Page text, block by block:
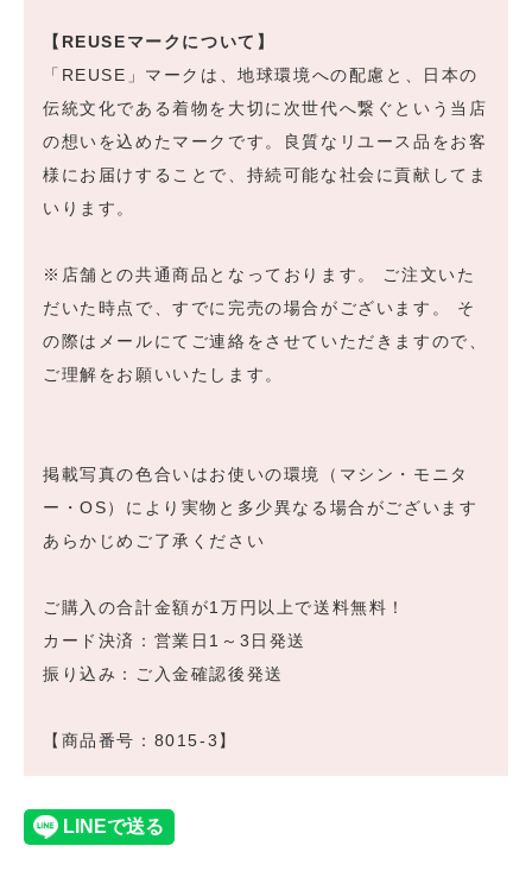
【REUSEマークについて】
「REUSE」マークは、地球環境への配慮と、日本の
伝統文化である着物を大切に次世代へ繋ぐという当店
の想いを込めたマークです。良質なリユース品をお客
様にお届けすることで、持続可能な社会に貢献してま
いります。
※店舗との共通商品となっております。 ご注文いた
だいた時点で、すでに完売の場合がございます。 そ
の際はメールにてご連絡をさせていただきますので、
ご理解をお願いいたします。
掲載写真の色合いはお使いの環境（マシン・モニタ
ー・OS）により実物と多少異なる場合がございます
あらかじめご了承ください
ご購入の合計金額が1万円以上で送料無料！
カード決済：営業日1～3日発送
振り込み：ご入金確認後発送
【商品番号：8015-3】